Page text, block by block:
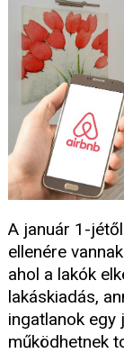
A január 1-
ellenére
ahol a lakók
lakáskiadás,
ingatlanok egy
működhetnek